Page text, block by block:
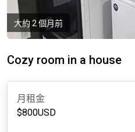
大約 2 個月前
Cozy room in a house
月租金
$800USD